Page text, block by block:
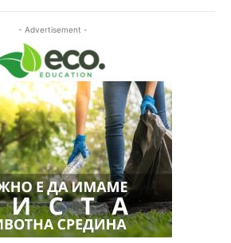
- Advertisement -